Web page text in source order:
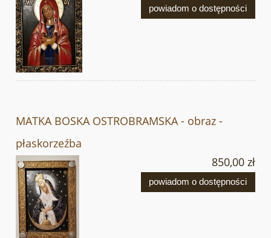
powiadom o dostępności
MATKA BOSKA OSTROBRAMSKA - obraz -
płaskorzeźba
850,00 zł
powiadom o dostępności